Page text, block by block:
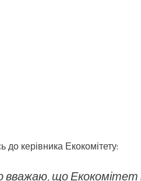
до керівника Екокомітету:
вважаю, що